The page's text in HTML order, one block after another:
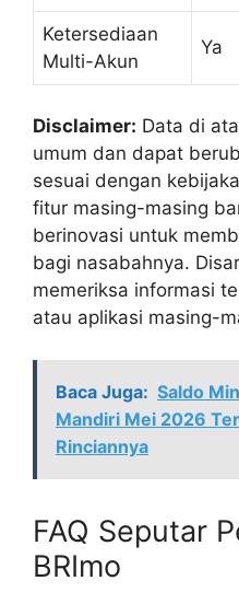
Ketersediaan
Multi-Akun
Ya
Disclaimer: Data di
umum dan dapat
sesuai dengan
fitur masing-masing
berinovasi untuk
bagi nasabahnya.
memeriksa informasi
atau aplikasi masing-
Baca Juga: Saldo
Mandiri Mei 2026
Rinciannya
FAQ Seputar
BRImo